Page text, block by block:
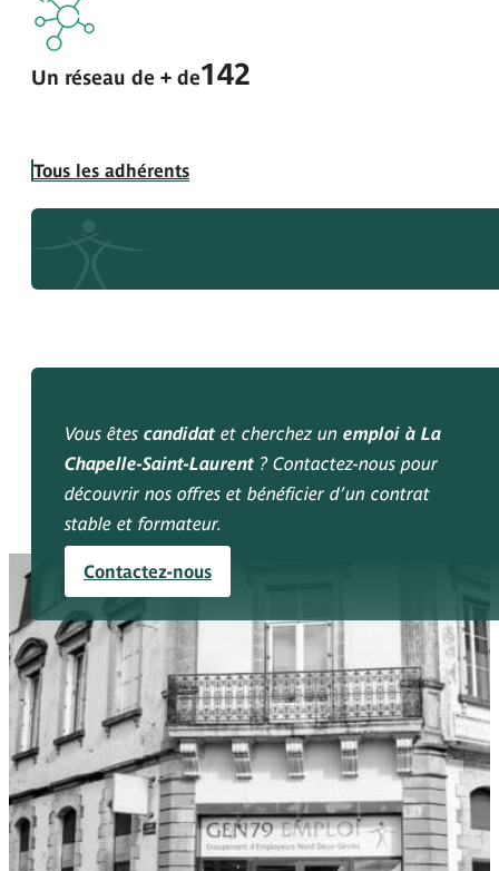
Un réseau de + de142
Tous les adhérents
Vous êtes candidat et cherchez un emploi à La
Chapelle-Saint-Laurent ? Contactez-nous pour
découvrir nos offres et bénéficier d’un contrat
stable et formateur.
Contactez-nous